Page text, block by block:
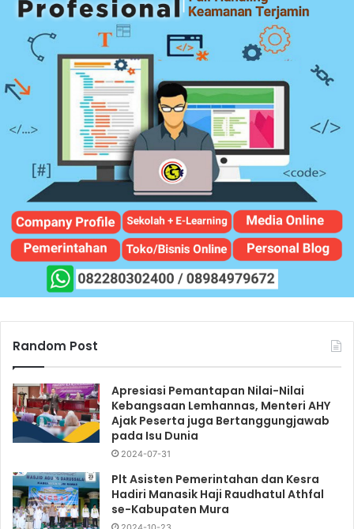
Random Post
Apresiasi Pemantapan Nilai-Nilai
Kebangsaan Lemhannas, Menteri AHY
Ajak Peserta juga Bertanggungjawab
pada Isu Dunia
2024-07-31
Plt Asisten Pemerintahan dan Kesra
Hadiri Manasik Haji Raudhatul Athfal
se-Kabupaten Mura